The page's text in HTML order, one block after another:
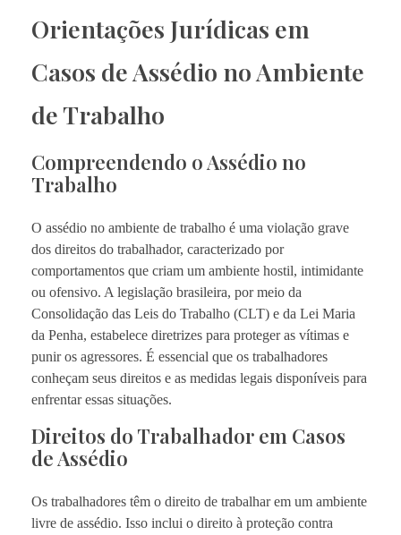
Orientações Jurídicas em
Casos de Assédio no Ambiente
de Trabalho
Compreendendo o Assédio no
Trabalho
O assédio no ambiente de trabalho é uma violação grave
dos direitos do trabalhador, caracterizado por
comportamentos que criam um ambiente hostil, intimidante
ou ofensivo. A legislação brasileira, por meio da
Consolidação das Leis do Trabalho (CLT) e da Lei Maria
da Penha, estabelece diretrizes para proteger as vítimas e
punir os agressores. É essencial que os trabalhadores
conheçam seus direitos e as medidas legais disponíveis para
enfrentar essas situações.
Direitos do Trabalhador em Casos
de Assédio
Os trabalhadores têm o direito de trabalhar em um ambiente
livre de assédio. Isso inclui o direito à proteção contra